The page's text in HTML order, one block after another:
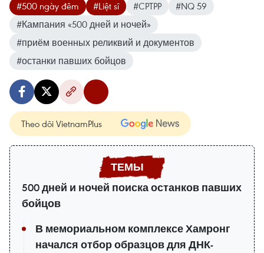
#500 ngày đêm #Liệt sĩ #CPTPP
#NQ 59
#Кампания «500 дней и ночей»
#приём военных реликвий и документов
#останки павших бойцов
Theo dõi VietnamPlus
500 дней и ночей поиска останков павших
бойцов
В мемориальном комплексе Хамронг
начался отбор образцов для ДНК-